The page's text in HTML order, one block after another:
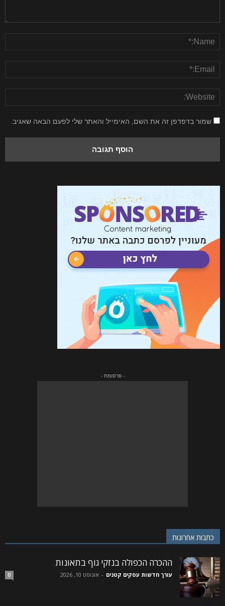
שמור בדפדפן זה את השם, האימייל והאתר שלי לפעם הבאה שאגיב.
- פרסומת -
כתבות אחרונות
ההכרה הכפולה בנזקי גוף בתאונות
עורך חדשות עסקים קטנים - אוגוסט 10, 2026 0